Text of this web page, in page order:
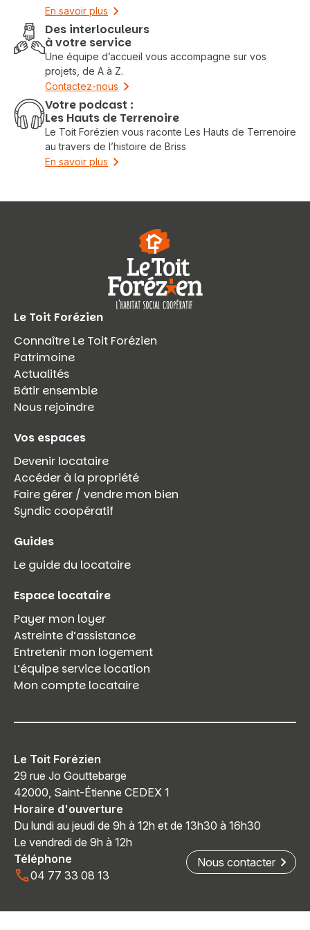
En savoir plus
Des interloculeurs
à votre service
Une équipe d’accueil vous accompagne sur vos
projets, de A à Z.
Contactez-nous
Votre podcast :
Les Hauts de Terrenoire
Le Toit Forézien vous raconte Les Hauts de Terrenoire
au travers de l’histoire de Briss
En savoir plus
Le Toit Forézien
Connaître Le Toit Forézien
Patrimoine
Actualités
Bâtir ensemble
Nous rejoindre
Vos espaces
Devenir locataire
Accéder à la propriété
Faire gérer / vendre mon bien
Syndic coopératif
Guides
Le guide du locataire
Espace locataire
Payer mon loyer
Astreinte d’assistance
Entretenir mon logement
L’équipe service location
Mon compte locataire
Le Toit Forézien
29 rue Jo Gouttebarge
42000, Saint-Étienne CEDEX 1
Horaire d'ouverture
Du lundi au jeudi de 9h à 12h et de 13h30 à 16h30
Le vendredi de 9h à 12h
Téléphone
04 77 33 08 13
Nous contacter